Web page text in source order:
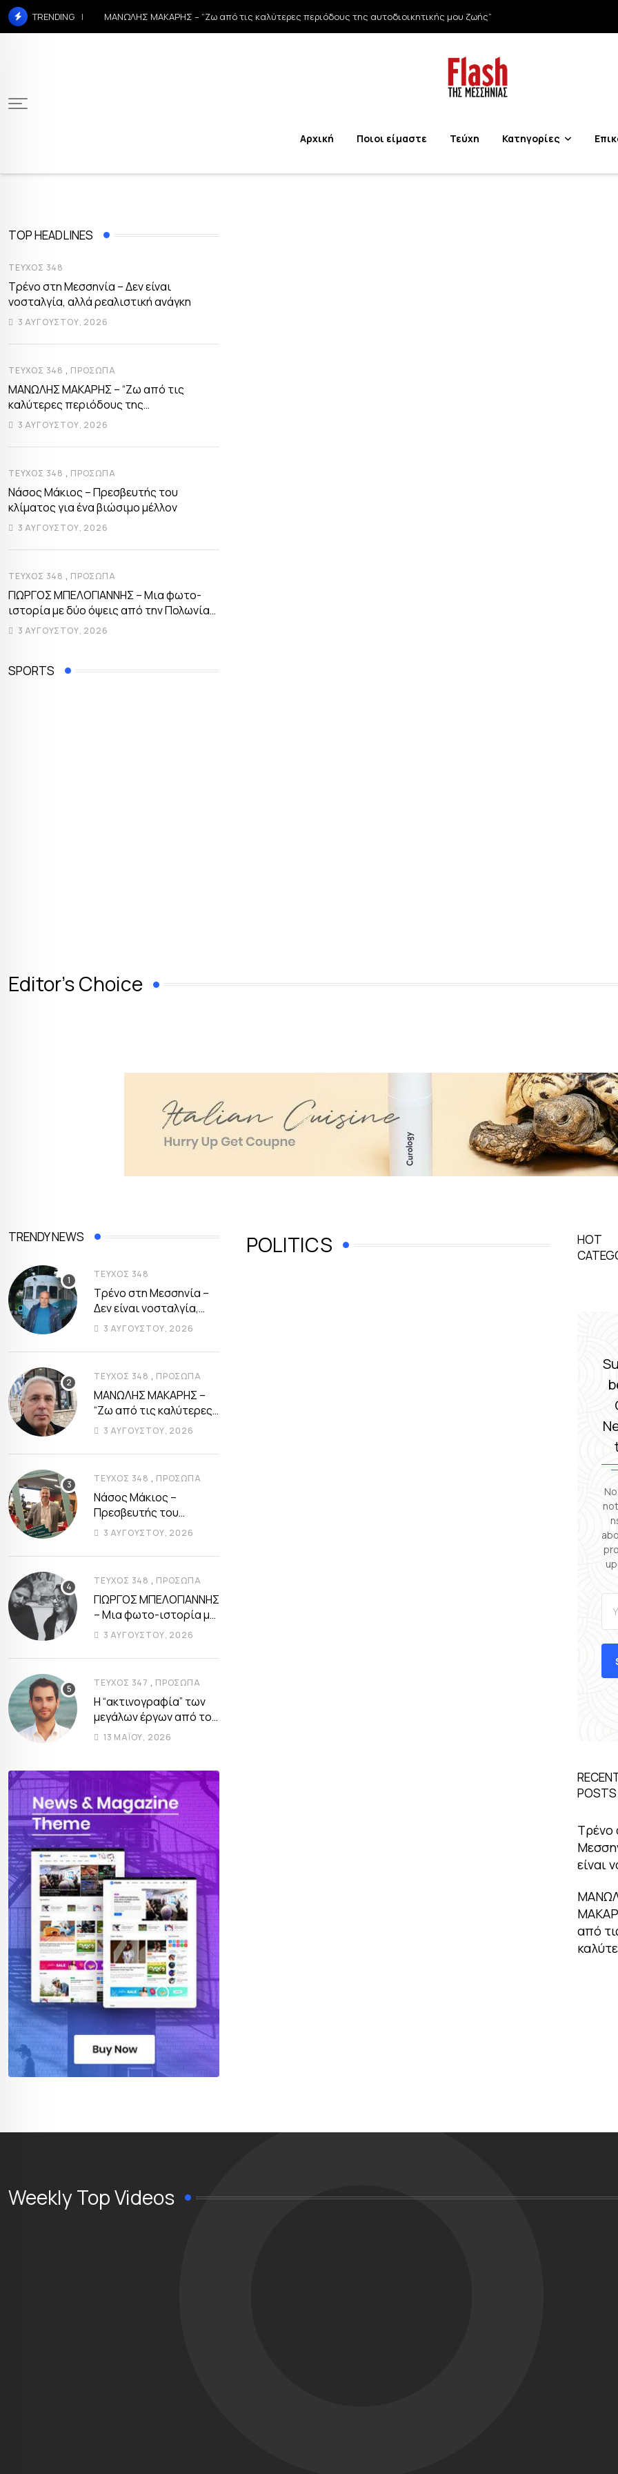
TRENDING ΜΑΝΩΛΗΣ ΜΑΚΑΡΗΣ – “Ζω από τις καλύτερες περιόδους της αυτοδιοικητικής μου ζωής”
Αρχική Ποιοι είμαστε Τεύχη Κατηγορίες
TOP HEADLINES
ΤΕΎΧΟΣ 348
Τρένο στη Μεσσηνία – Δεν είναι
νοσταλγία, αλλά ρεαλιστική ανάγκη
3 ΑΥΓΟΎΣΤΟΥ, 2026
ΤΕΎΧΟΣ 348 , ΠΡΌΣΩΠΑ
ΜΑΝΩΛΗΣ ΜΑΚΑΡΗΣ – “Ζω από τις
καλύτερες περιόδους της
αυτοδιοικητικής μου ζωής”
3 ΑΥΓΟΎΣΤΟΥ, 2026
ΤΕΎΧΟΣ 348 , ΠΡΌΣΩΠΑ
Νάσος Μάκιος – Πρεσβευτής του
κλίματος για ένα βιώσιμο μέλλον
3 ΑΥΓΟΎΣΤΟΥ, 2026
ΤΕΎΧΟΣ 348 , ΠΡΌΣΩΠΑ
ΓΙΩΡΓΟΣ ΜΠΕΛΟΓΙΑΝΝΗΣ – Μια φωτο-
ιστορία με δύο όψεις από την Πολωνία…
3 ΑΥΓΟΎΣΤΟΥ, 2026
SPORTS
Editor's Choice
TRENDY NEWS
ΤΕΎΧΟΣ 348
Τρένο στη Μεσσηνία –
Δεν είναι νοσταλγία,
αλλά ρεαλιστική ανάγκη
3 ΑΥΓΟΎΣΤΟΥ, 2026
ΤΕΎΧΟΣ 348 , ΠΡΌΣΩΠΑ
ΜΑΝΩΛΗΣ ΜΑΚΑΡΗΣ –
“Ζω από τις καλύτερες
περιόδους της
ζωής”
3 ΑΥΓΟΎΣΤΟΥ, 2026
ΤΕΎΧΟΣ 348 , ΠΡΌΣΩΠΑ
Νάσος Μάκιος –
Πρεσβευτής του
κλίματος για ένα
3 ΑΥΓΟΎΣΤΟΥ, 2026
ΤΕΎΧΟΣ 348 , ΠΡΌΣΩΠΑ
ΓΙΩΡΓΟΣ ΜΠΕΛΟΓΙΑΝΝΗΣ
– Μια φωτο-ιστορία με
δύο όψεις από την
3 ΑΥΓΟΎΣΤΟΥ, 2026
ΤΕΎΧΟΣ 347 , ΠΡΌΣΩΠΑ
Η “ακτινογραφία” των
μεγάλων έργων από τον
Ανδρέα Τσουκαλά
13 ΜΑΪ́ΟΥ, 2026
POLITICS
HOT
POSTS
Τρένο
είναι
από
Weekly Top Videos